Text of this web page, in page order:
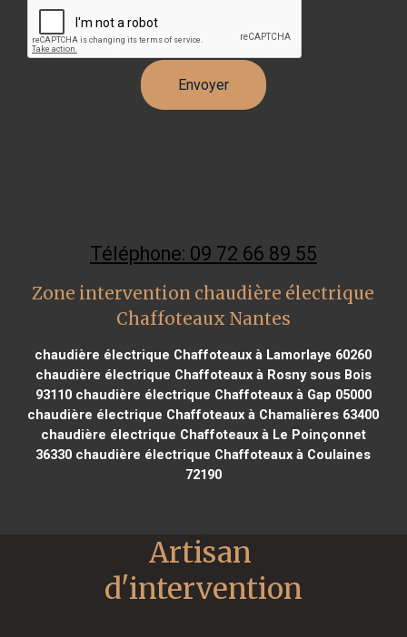
Téléphone: 09 72 66 89 55
Zone intervention chaudière électrique
Chaffoteaux Nantes
chaudière électrique Chaffoteaux à Lamorlaye 60260
chaudière électrique Chaffoteaux à Rosny sous Bois
93110chaudière électrique Chaffoteaux à Gap 05000
chaudière électrique Chaffoteaux à Chamalières 63400
chaudière électrique Chaffoteaux à Le Poinçonnet
36330 chaudière électrique Chaffoteaux à Coulaines
72190
Artisan
d'intervention